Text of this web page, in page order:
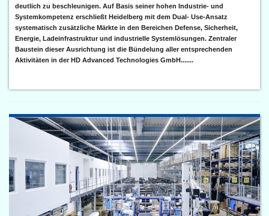
deutlich zu beschleunigen. Auf Basis seiner hohen Industrie- und
Systemkompetenz erschließt Heidelberg mit dem Dual- Use-Ansatz
systematisch zusätzliche Märkte in den Bereichen Defense, Sicherheit,
Energie, Ladeinfrastruktur und industrielle Systemlösungen. Zentraler
Baustein dieser Ausrichtung ist die Bündelung aller entsprechenden
Aktivitäten in der HD Advanced Technologies GmbH.......